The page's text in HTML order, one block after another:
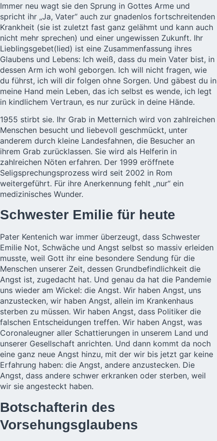
Immer neu wagt sie den Sprung in Gottes Arme und
spricht ihr „Ja, Vater“ auch zur gnadenlos fortschreitenden
Krankheit (sie ist zuletzt fast ganz gelähmt und kann auch
nicht mehr sprechen) und einer ungewissen Zukunft. Ihr
Lieblingsgebet(lied) ist eine Zusammenfassung ihres
Glaubens und Lebens: Ich weiß, dass du mein Vater bist, in
dessen Arm ich wohl geborgen. Ich will nicht fragen, wie
du führst, ich will dir folgen ohne Sorgen. Und gäbest du in
meine Hand mein Leben, das ich selbst es wende, ich legt
in kindlichem Vertraun, es nur zurück in deine Hände.
1955 stirbt sie. Ihr Grab in Metternich wird von zahlreichen
Menschen besucht und liebevoll geschmückt, unter
anderem durch kleine Landesfahnen, die Besucher an
ihrem Grab zurücklassen. Sie wird als Helferin in
zahlreichen Nöten erfahren. Der 1999 eröffnete
Seligsprechungsprozess wird seit 2002 in Rom
weitergeführt. Für ihre Anerkennung fehlt „nur“ ein
medizinisches Wunder.
Schwester Emilie für heute
Pater Kentenich war immer überzeugt, dass Schwester
Emilie Not, Schwäche und Angst selbst so massiv erleiden
musste, weil Gott ihr eine besondere Sendung für die
Menschen unserer Zeit, dessen Grundbefindlichkeit die
Angst ist, zugedacht hat. Und genau da hat die Pandemie
uns wieder am Wickel: die Angst. Wir haben Angst, uns
anzustecken, wir haben Angst, allein im Krankenhaus
sterben zu müssen. Wir haben Angst, dass Politiker die
falschen Entscheidungen treffen. Wir haben Angst, was
Coronaleugner aller Schattierungen in unserem Land und
unserer Gesellschaft anrichten. Und dann kommt da noch
eine ganz neue Angst hinzu, mit der wir bis jetzt gar keine
Erfahrung haben: die Angst, andere anzustecken. Die
Angst, dass andere schwer erkranken oder sterben, weil
wir sie angesteckt haben.
Botschafterin des
Vorsehungsglaubens